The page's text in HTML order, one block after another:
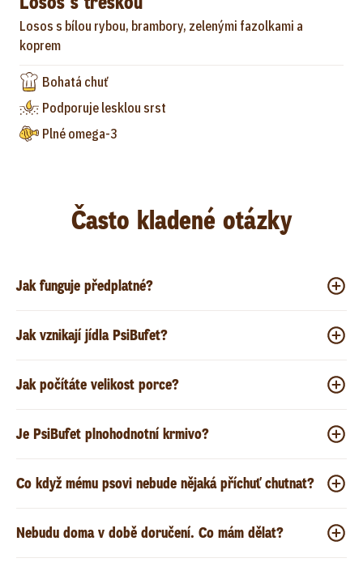
Losos s bílou rybou, brambory, zelenými fazolkami a
koprem
Bohatá chuť
Podporuje lesklou srst
Plné omega-3
Často kladené otázky
Jak funguje předplatné?
Jak vznikají jídla PsiBufet?
Jak počítáte velikost porce?
Je PsiBufet plnohodnotní krmivo?
Co když mému psovi nebude nějaká příchuť chutnat?
Nebudu doma v době doručení. Co mám dělat?